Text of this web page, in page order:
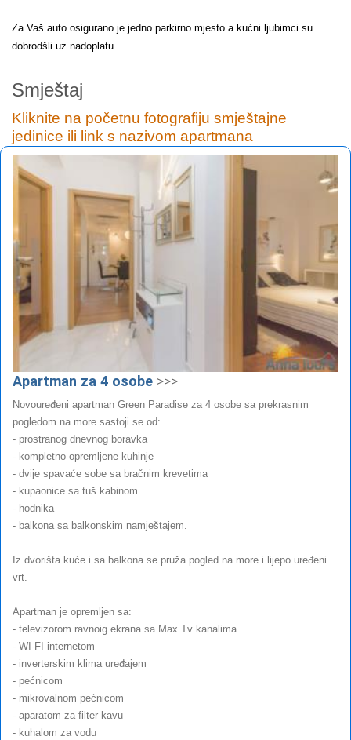
Za Vaš auto osigurano je jedno parkirno mjesto a kućni ljubimci su
dobrodšli uz nadoplatu.
Smještaj
Kliknite na početnu fotografiju smještajne
jedinice ili link s nazivom apartmana
Apartman za 4 osobe >>>
Novouređeni apartman Green Paradise za 4 osobe sa prekrasnim
pogledom na more sastoji se od:
- prostranog dnevnog boravka
- kompletno opremljene kuhinje
- dvije spavaće sobe sa bračnim krevetima
- kupaonice sa tuš kabinom
- hodnika
- balkona sa balkonskim namještajem.
Iz dvorišta kuće i sa balkona se pruža pogled na more i lijepo uređeni
vrt.
Apartman je opremljen sa:
- televizorom ravnoig ekrana sa Max Tv kanalima
- WI-FI internetom
- inverterskim klima uređajem
- pećnicom
- mikrovalnom pećnicom
- aparatom za filter kavu
- kuhalom za vodu